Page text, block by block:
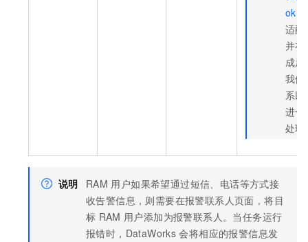
ok
适配
并在
成后
我们
系以
进一
处理
说明 RAM 用户如果希望通过短信、电话等方式接
收告警信息，则需要在报警联系人页面，将目
标 RAM 用户添加为报警联系人。当任务运行
报错时，DataWorks 会将相应的报警信息发